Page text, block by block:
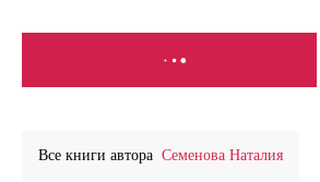
СООБЩИТЬ О ПОСТУПЛЕНИИ
Все книги автора Семенова Наталия